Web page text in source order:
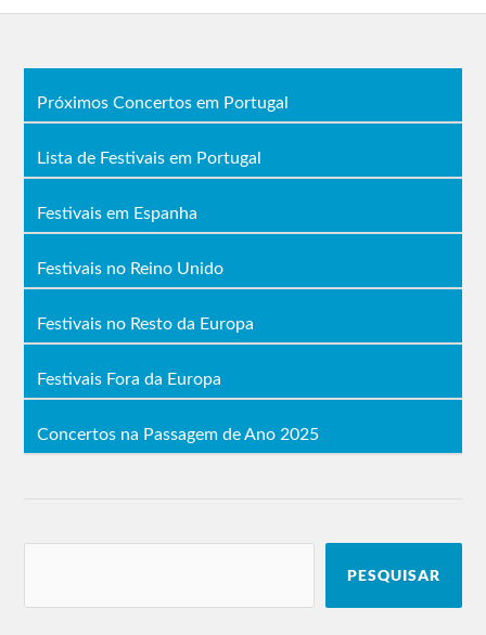
Próximos Concertos em Portugal
Lista de Festivais em Portugal
Festivais em Espanha
Festivais no Reino Unido
Festivais no Resto da Europa
Festivais Fora da Europa
Concertos na Passagem de Ano 2025
PESQUISAR